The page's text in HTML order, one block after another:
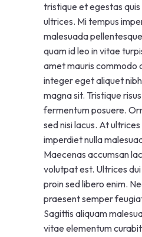
tristique et egestas quis
ultrices. Mi tempus
malesuada
quam id leo in vitae
amet mauris commodo
integer eget aliquet
magna sit. Tristique
fermentum posuere.
sed nisi lacus. At
imperdiet nulla
Maecenas accumsan
volutpat est. Ultrices
proin sed libero enim.
praesent semper
Sagittis aliquam
vitae elementum